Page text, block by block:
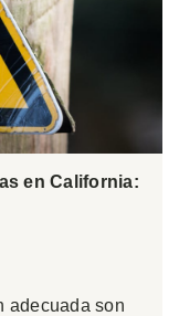
en California:
adecuada son